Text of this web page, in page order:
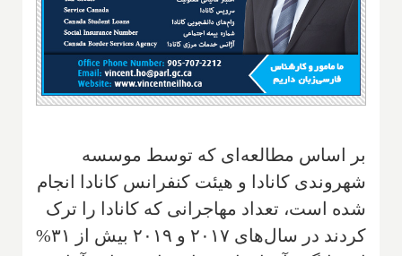
بر اساس مطالعه‌ای که توسط موسسه
شهروندی کانادا و هیئت کنفرانس کانادا انجام
شده است، تعداد مهاجرانی که کانادا را ترک
کردند در سال‌های ۲۰۱۷ و ۲۰۱۹ بیش از ۳۱%